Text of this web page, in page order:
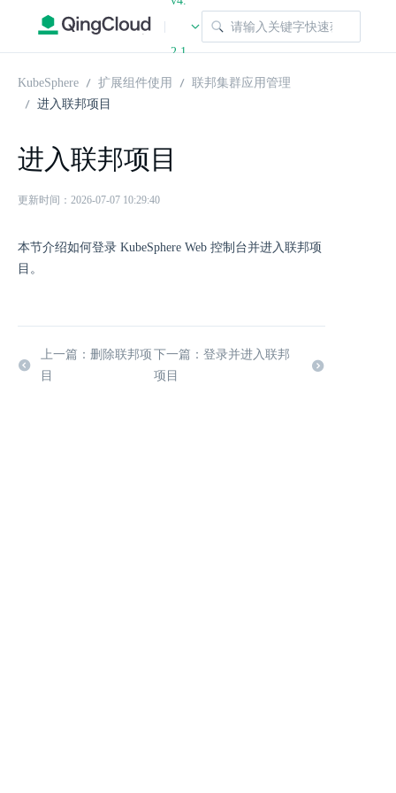
|
2.1
KubeSphere 扩展组件使用
联邦集群应用管理
进入联邦项目
进入联邦项目
更新时间：2026-07-07 10:29:40
本节介绍如何登录 KubeSphere Web 控制台并进入联邦项
目。
上一篇：删除联邦项
目
下一篇：登录并进入联邦
项目